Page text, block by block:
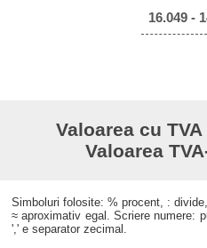
16.049 -
Valoarea cu
Valoarea
Simboluri folosite: % procent, :
≈ aproximativ egal. Scriere numere:
',' e separator zecimal.